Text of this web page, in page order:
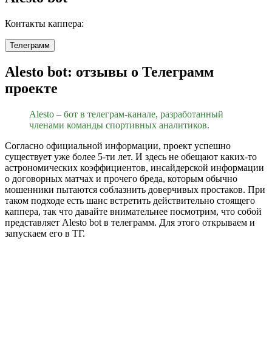
Контакты каппера:
Телеграмм
Alesto bot: отзывы о Телеграмм
проекте
Alesto – бот в телеграм-канале, разработанный
членами команды спортивных аналитиков.
Согласно официальной информации, проект успешно
существует уже более 5-ти лет. И здесь не обещают каких-то
астрономических коэффициентов, инсайдерской информации
о договорных матчах и прочего бреда, которым обычно
мошенники пытаются соблазнить доверчивых простаков. При
таком подходе есть шанс встретить действительно стоящего
каппера, так что давайте внимательнее посмотрим, что собой
представляет Alesto bot в телеграмм. Для этого открываем и
запускаем его в ТГ.